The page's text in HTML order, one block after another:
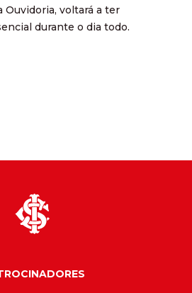
Ouvidoria, voltará a ter
durante o dia todo.